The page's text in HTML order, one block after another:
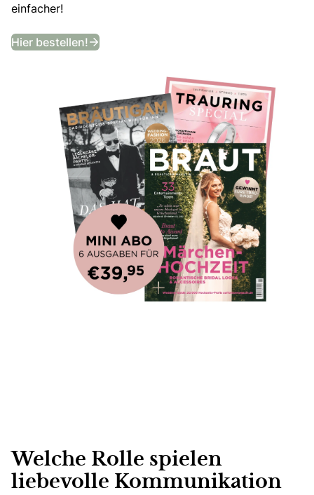
einfacher!
Hier bestellen! Bekommt ein Jahr lang das
Welche Rolle spielen
liebevolle Kommunikation